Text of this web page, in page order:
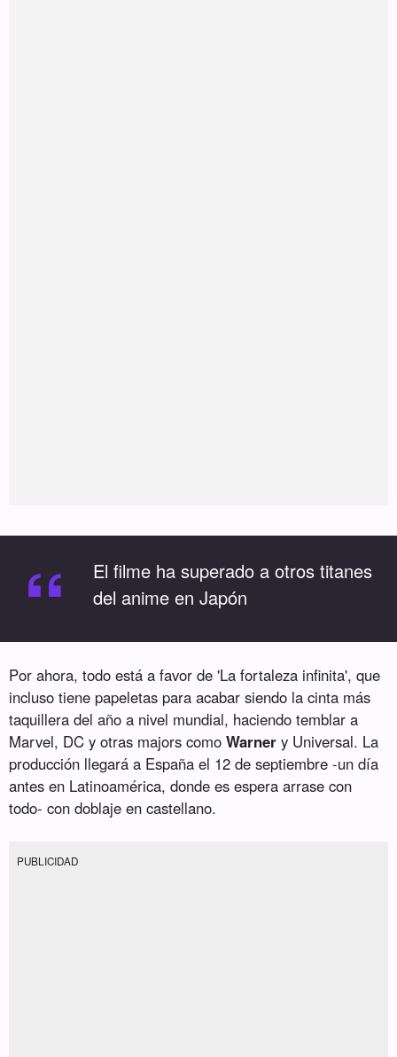
“
El filme ha superado a otros titanes
del anime en Japón
Por ahora, todo está a favor de 'La fortaleza infinita', que
incluso tiene papeletas para acabar siendo la cinta más
taquillera del año a nivel mundial, haciendo temblar a
Marvel, DC y otras majors comoWarner y Universal. La
producción llegará a España el 12 de septiembre -un día
antes en Latinoamérica, donde es espera arrase con
todo- con doblaje en castellano.
PUBLICIDAD